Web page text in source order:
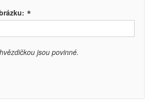
*
jsou povinné.